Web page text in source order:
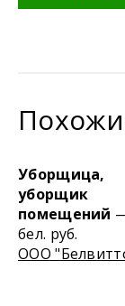
Уборщица,
уборщик
помещений
бел. руб.
ООО